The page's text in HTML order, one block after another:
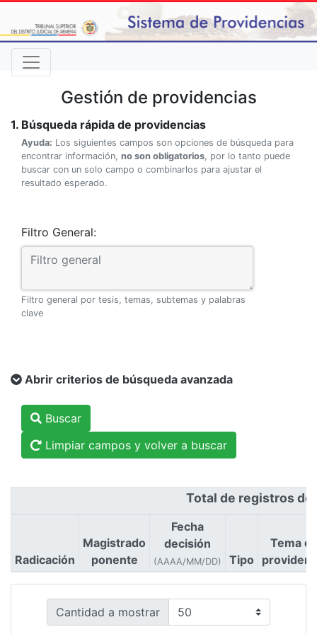
Gestión de providencias
1. Búsqueda rápida de providencias
Ayuda: Los siguientes campos son opciones de búsqueda para
encontrar información, no son obligatorios, por lo tanto puede
buscar con un solo campo o combinarlos para ajustar el
resultado esperado.
Filtro General:
Filtro general por tesis, temas, subtemas y palabras
clave
Abrir criterios de búsqueda avanzada
Buscar
Limpiar campos y volver a buscar
Total de registros
Radicación
Magistrado
ponente
Fecha
decisión
(AAAA/MM/DD) Tipo
Tema
Cantidad a mostrar